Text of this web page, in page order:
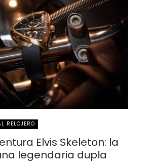
RELOJERO
Elvis Skeleton: la
legendaria dupla